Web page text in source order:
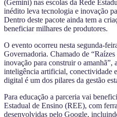
(Gemini) nas escolas da Rede
inédito leva tecnologia e inovação
Dentro deste pacote ainda tem a
beneficiar milhares de produtores.
O evento ocorreu nesta segunda-
Governadoria. Chamado de
inovação para construir o amanhã”,
inteligência artificial, conectividade
digital é um dos pilares da gestão
Para educação a parceria vai
Estadual de Ensino (REE), com
desenvolvidas pelo Google,